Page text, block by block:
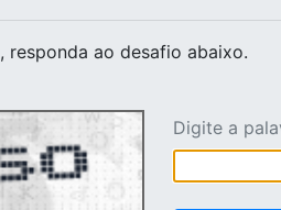
, responda ao desafio abaixo.
Digite a